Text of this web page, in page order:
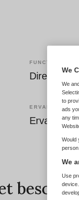
FUNCTIE
Directeur
ERVARING
Ervaren
We
We
to
ads
any
Would
person
We
Use